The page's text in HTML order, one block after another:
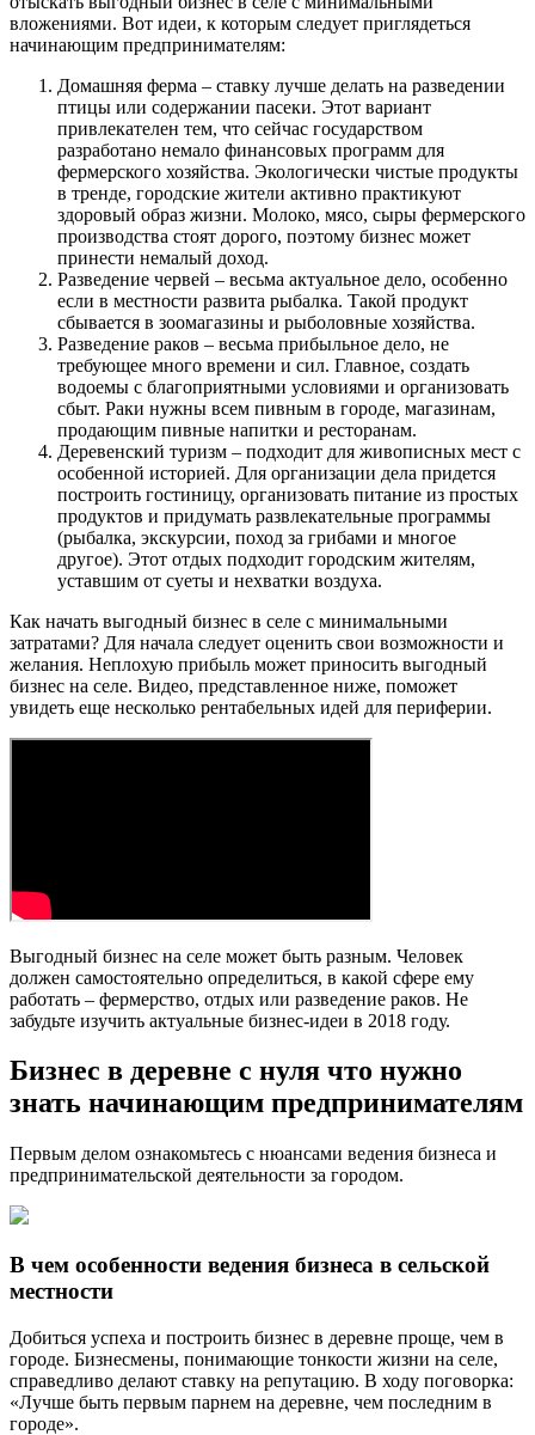
вложениями. Вот идеи, к которым следует приглядеться
начинающим предпринимателям:
Домашняя ферма – ставку лучше делать на разведении
птицы или содержании пасеки. Этот вариант
привлекателен тем, что сейчас государством
разработано немало финансовых программ для
фермерского хозяйства. Экологически чистые продукты
в тренде, городские жители активно практикуют
здоровый образ жизни. Молоко, мясо, сыры фермерского
производства стоят дорого, поэтому бизнес может
принести немалый доход.
Разведение червей – весьма актуальное дело, особенно
если в местности развита рыбалка. Такой продукт
сбывается в зоомагазины и рыболовные хозяйства.
Разведение раков – весьма прибыльное дело, не
требующее много времени и сил. Главное, создать
водоемы с благоприятными условиями и организовать
сбыт. Раки нужны всем пивным в городе, магазинам,
продающим пивные напитки и ресторанам.
Деревенский туризм – подходит для живописных мест с
особенной историей. Для организации дела придется
построить гостиницу, организовать питание из простых
продуктов и придумать развлекательные программы
(рыбалка, экскурсии, поход за грибами и многое
другое). Этот отдых подходит городским жителям,
уставшим от суеты и нехватки воздуха.
Как начать выгодный бизнес в селе с минимальными
затратами? Для начала следует оценить свои возможности и
желания. Неплохую прибыль может приносить выгодный
бизнес на селе. Видео, представленное ниже, поможет
увидеть еще несколько рентабельных идей для периферии.
Выгодный бизнес на селе может быть разным. Человек
должен самостоятельно определиться, в какой сфере ему
работать – фермерство, отдых или разведение раков. Не
забудьте изучить актуальные бизнес-идеи в 2018 году.
Бизнес в деревне с нуля что нужно
знать начинающим предпринимателям
Первым делом ознакомьтесь с нюансами ведения бизнеса и
предпринимательской деятельности за городом.
В чем особенности ведения бизнеса в сельской
местности
Добиться успеха и построить бизнес в деревне проще, чем в
городе. Бизнесмены, понимающие тонкости жизни на селе,
справедливо делают ставку на репутацию. В ходу поговорка:
«Лучше быть первым парнем на деревне, чем последним в
городе».